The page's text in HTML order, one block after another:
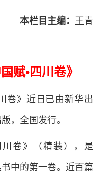
本栏目主编： 王青
赋•四川卷》
卷》近日已由新华出
，全国发行。
川卷》（精装），是
中的第一卷。近百篇